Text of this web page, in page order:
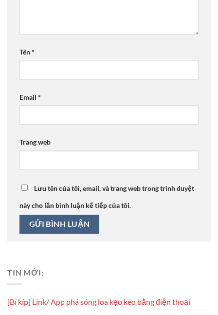
Tên*
Email *
Trang web
Lưu tên của tôi, email, và trang web trong trình duyệt
này cho lần bình luận kế tiếp của tôi.
TIN MỚI:
[Bí kíp] Link/ App phá sóng loa kẹo kéo bằng điện thoại